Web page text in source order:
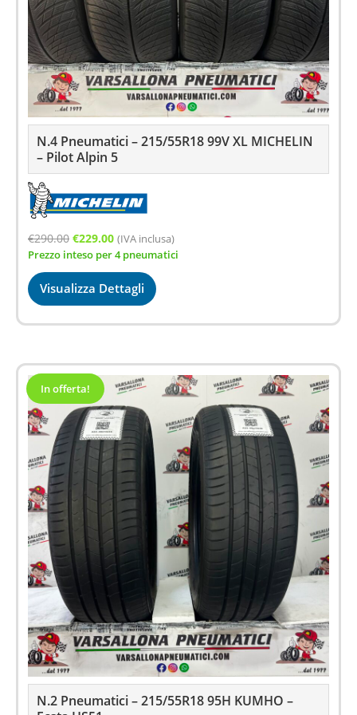
N.4 Pneumatici – 215/55R18 99V XL MICHELIN
– Pilot Alpin 5
€290.00 Il
prezzo
€290.00.
€229.00Il
prezzo
attuale
€229.00.
(IVA inclusa)
Prezzo inteso per 4 pneumatici
Visualizza Dettagli
In offerta!
N.2 Pneumatici – 215/55R18 95H KUMHO –